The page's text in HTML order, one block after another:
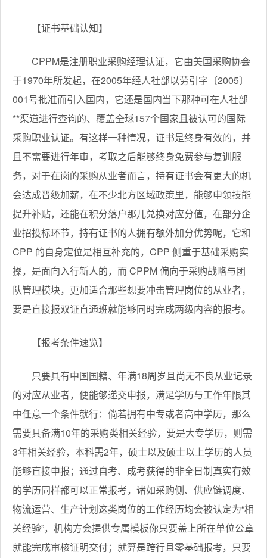
【证书基础认知】
CPPM是注册职业采购经理认证，它由美国采购协会
于1970年所发起，在2005年经人社部以劳引字〔2005〕
001号批准而引入国内，它还是国内当下那种可在人社部
**渠道进行查询的、覆盖全球157个国家且被认可的国际
采购职业认证。有这样一种情况，证书是终身有效的，并
且不需要进行年审，考取之后能够终身免费参与复训服
务，对于在岗的采购从业者而言，持有证书会有更大的机
会达成晋级加薪，在不少北方区域政策里，能够申领技能
提升补贴，还能在积分落户那儿兑换对应分值，在部分企
业招投标环节，持有证书的人拥有额外加分优势呢，它和
CPP 的自身定位是相互补充的，CPP 侧重于基础采购实
操，是面向入行新人的，而 CPPM 偏向于采购战略与团
队管理模块，更加适合那些想要冲击管理岗位的从业者，
要是直接报双证直通班就能够同时完成两级内容的报考。
【报考条件速览】
只要具有中国国籍、年满18周岁且尚无不良从业记录
的对应从业者，便能够递交申报，满足学历与工作年限其
中任意一个条件就行：倘若拥有中专或者高中学历，那么
需要具备满10年的采购类相关经验，要是大专学历，则需
3年相关经验，本科需2年，硕士以及硕士以上学历的人员
能够直接申报；通过自考、成考获得的非全日制真实有效
的学历同样都可以正常报考，诸如采购侧、供应链调度、
物流运营、生产计划这类岗位的工作经历均会被认定为“相
关经验”，机构方会提供专属模板你只要盖上所在单位公章
就能完成审核证明交付；就算是跨行且零基础报考，只要